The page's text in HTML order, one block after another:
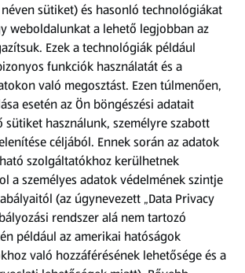
sütiket) és hasonló technológiákat
weboldalunkat a lehető legjobban az
Ezek a technológiák például
funkciók használatát és a
való megosztást. Ezen túlmenően,
esetén az Ön böngészési adatait
sütiket használunk, személyre szabott
céljából. Ennek során az adatok
szolgáltatókhoz kerülhetnek
a személyes adatok védelmének szintje
(az úgynevezett „Data Privacy
rendszer alá nem tartozó
például az amerikai hatóságok
való hozzáférésének lehetősége és a